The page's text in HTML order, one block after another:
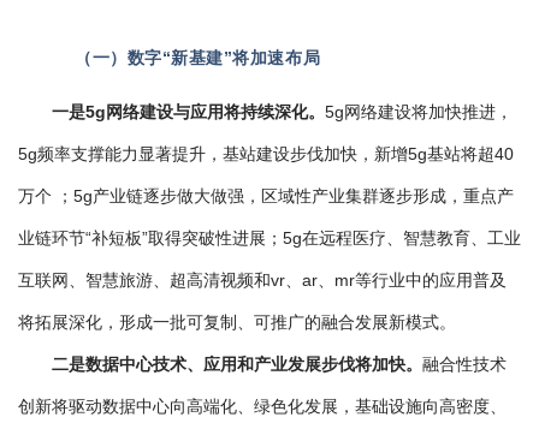
（一）数字“新基建”将加速布局
一是5g网络建设与应用将持续深化。 5g网络建设将加快推进，
5g频率支撑能力显著提升，基站建设步伐加快，新增5g基站将超40
万个 ；5g产业链逐步做大做强，区域性产业集群逐步形成，重点产
业链环节“补短板”取得突破性进展；5g在远程医疗、智慧教育、工业
互联网、智慧旅游、超高清视频和vr、ar、mr等行业中的应用普及
将拓展深化，形成一批可复制、可推广的融合发展新模式。
二是数据中心技术、应用和产业发展步伐将加快。 融合性技术
创新将驱动数据中心向高端化、绿色化发展，基础设施向高密度、